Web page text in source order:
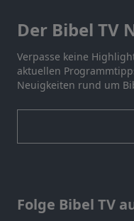
Der Bibel TV
Verpasse keine
aktuellen
Neuigkeiten rund um
Folge Bibel TV